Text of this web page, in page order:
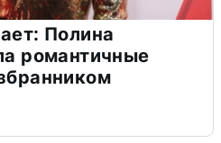
Полина
романтичные